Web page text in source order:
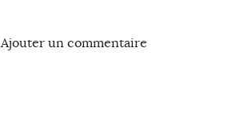
Ajouter un commentaire